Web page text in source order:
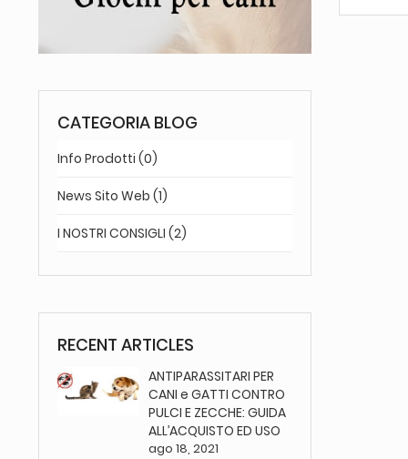
CATEGORIA BLOG
Info Prodotti (0)
News Sito Web (1)
I NOSTRI CONSIGLI (2)
RECENT ARTICLES
ANTIPARASSITARI PER
CANI e GATTI CONTRO
PULCI E ZECCHE: GUIDA
ALL’ACQUISTO ED USO
ago 18, 2021